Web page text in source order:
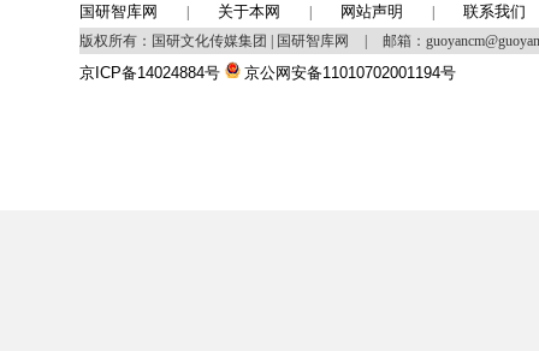
国研智库网 关于本网 网站声明 联系我们
版权所有：国研文化传媒集团 | 国研智库网 邮箱：
京ICP备14024884号 京公网安备11010702001194号